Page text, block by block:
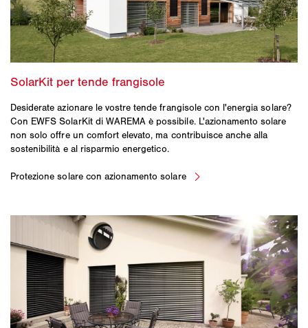
Desiderate azionare le vostre tende frangisole con l'energia solare?
Con EWFS SolarKit di WAREMA è possibile. L'azionamento solare
non solo offre un comfort elevato, ma contribuisce anche alla
sostenibilità e al risparmio energetico.